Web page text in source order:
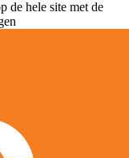
hele site met de